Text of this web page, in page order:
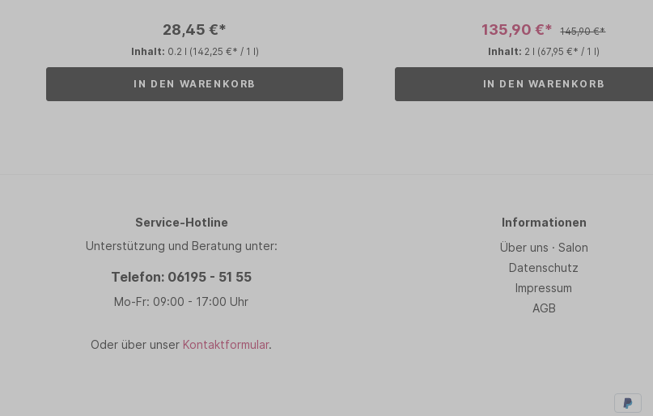
28,45 €*
Inhalt: 0.2 l (142,25 €* / 1 l)
IN DEN WARENKORB
135,90 €*
145,90 €*
Inhalt: 2 l (67,95 €* / 1 l)
IN DEN WARENKORB
Service-Hotline
Unterstützung und Beratung unter:
Telefon: 06195 - 51 55
Mo-Fr: 09:00 - 17:00 Uhr
Oder über unser Kontaktformular.
Informationen
Über uns · Salon
Datenschutz
Impressum
AGB